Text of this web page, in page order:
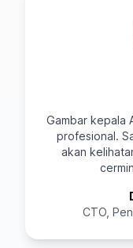
Gambar kepala
profesional.
akan
CTO,